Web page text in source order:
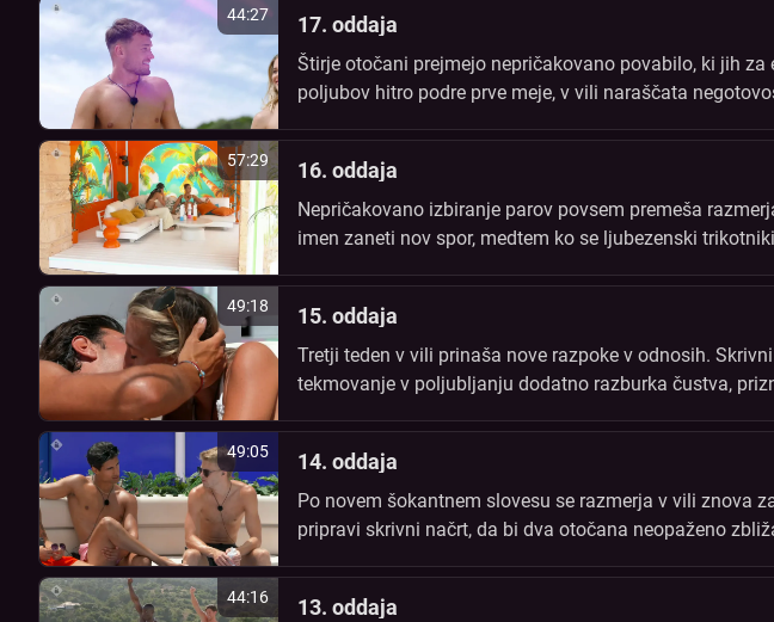
44:27 17. oddaja
Štirje otočani prejmejo nepričakovano povabilo, ki jih
poljubov hitro podre prve meje, v vili naraščata
57:29 16. oddaja
Nepričakovano izbiranje parov povsem premeša
imen zaneti nov spor, medtem ko se ljubezenski
49:18 15. oddaja
Tretji teden v vili prinaša nove razpoke v odnosih.
tekmovanje v poljubljanju dodatno razburka čustva,
49:05 14. oddaja
Po novem šokantnem slovesu se razmerja v vili znova
pripravi skrivni načrt, da bi dva otočana neopaženo
44:16 13. oddaja